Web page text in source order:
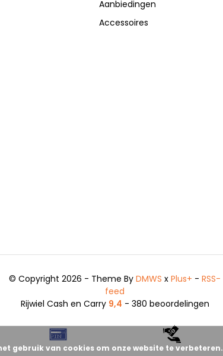
Aanbiedingen
Accessoires
© Copyright 2026 - Theme ByDMWS xPlus+ -RSS-
feed
Rijwiel Cash en Carry 9,4 - 380 beoordelingen
gebruik van cookies om onze website te verbeteren.